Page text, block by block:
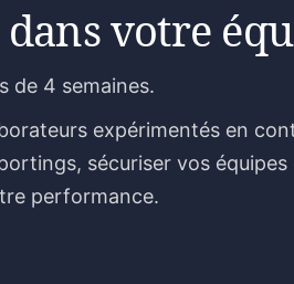
votre
de 4 semaines.
expérimentés en
sécuriser vos
performance.